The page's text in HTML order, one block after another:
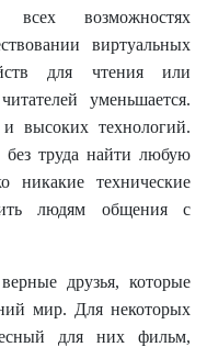
возможностях
виртуальных
для чтения или
уменьшается.
высоких технологий.
труда найти любую
никакие технические
людям общения с
друзья, которые
мир. Для некоторых
для них фильм,